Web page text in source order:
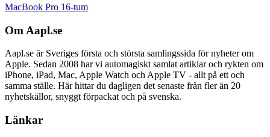
MacBook Pro 16-tum
Om Aapl.se
Aapl.se är Sveriges första och största samlingssida för nyheter om
Apple. Sedan 2008 har vi automagiskt samlat artiklar och rykten om
iPhone, iPad, Mac, Apple Watch och Apple TV - allt på ett och
samma ställe. Här hittar du dagligen det senaste från fler än 20
nyhetskällor, snyggt förpackat och på svenska.
Länkar